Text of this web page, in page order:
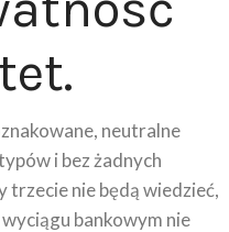
neutralne
i bez żadnych
nie będą wiedzieć,
bankowym nie